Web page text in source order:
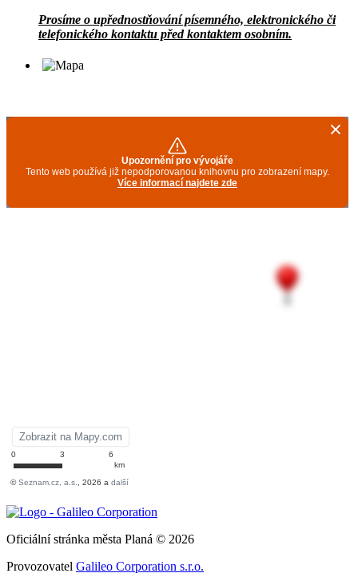
Prosíme o upřednostňování písemného, elektronického či
telefonického kontaktu před kontaktem osobním.
Oficiální stránka města Planá © 2026
Provozovatel Galileo Corporation s.r.o.